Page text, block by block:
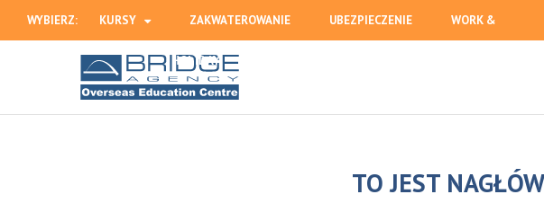
WYBIERZ: KURSY ZAKWATEROWANIE UBEZPIECZENIE WORK &
HOLIDAY
TO JEST